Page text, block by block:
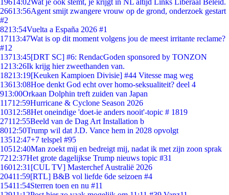
19614:02Wat je ook stemt, je krijgt in NL altijd Links Liberaal Beleid.
26613:56Agent smijt zwangere vrouw op de grond, onderzoek gestart
#2
8213:54Vuelta a España 2026 #1
17113:47Wat is op dit moment volgens jou de meest irritante reclame?
#12
13713:45[DRT SC] #6: RendacGoden sponsored by TONZON
1213:26Ik krijg hier zweethanden van.
18213:19[Keuken Kampioen Divisie] #44 Vitesse mag weg
13613:08Hoe denkt God echt over homo-seksualiteit? deel 4
913:00Orkaan Dolphin treft zuiden van Japan
11712:59Hurricane & Cyclone Season 2026
10312:58Het oneindige 'doet-ie anders nooit'-topic # 1819
27112:55Beeld van de Dag Art Installation b
8012:50Trump wil dat J.D. Vance hem in 2028 opvolgt
13512:47+7 telspel #95
10512:40Man zoekt mij en bedreigt mij, nadat ik met zijn zoon sprak
7212:37Het grote dagelijkse Trump nieuws topic #31
16012:31 [CUL TV] Masterchef Australië 2026
20411:59[RTL] B&B vol liefde 6de seizoen #4
15411:54Sterren toen en nu #11